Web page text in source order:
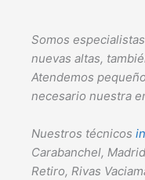
Somos
nuevas altas,
Atendemos
necesario nuestra
Nuestros técnicos
Carabanchel,
Retiro, Rivas